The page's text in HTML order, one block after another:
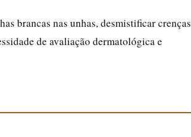
brancas nas unhas, desmistificar crenças
de avaliação dermatológica e